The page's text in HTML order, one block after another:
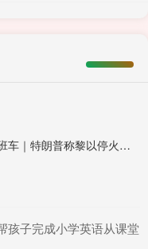
恒力配资 经纬早班车｜特朗普称黎以停火将延长三周；国际油价涨逾4%；耐克将裁员1400人
孩子完成小学英语从课堂